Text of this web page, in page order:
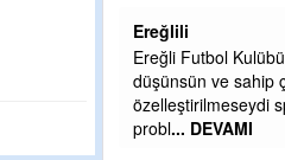
Ereğlili
Ereğli Futbol
düşünsün ve sahip
özelleştirilmeseydi
probl... DEVAMI